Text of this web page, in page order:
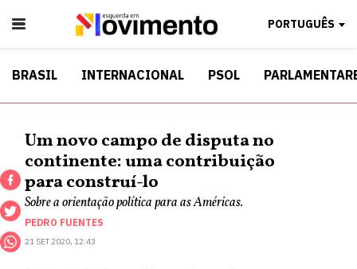
PORTUGUÊS
BRASIL INTERNACIONAL PSOL
Um novo campo de disputa no
continente: uma contribuição
para construí-lo
Sobre a orientação política para as Américas.
PEDRO FUENTES
21 SET 2020, 12:43